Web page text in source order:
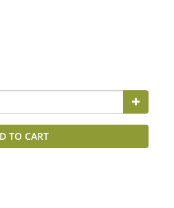
TO CART